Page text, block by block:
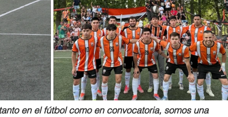
en el fútbol como en convocatoria, somos una